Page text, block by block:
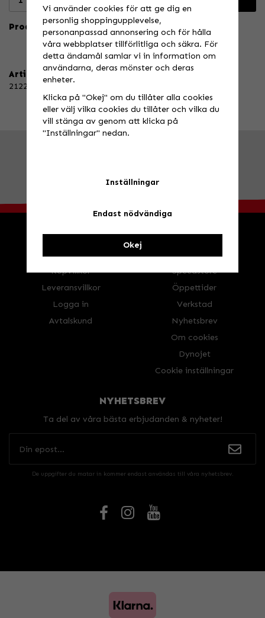
Produktbeskrivning:
Artikelnummer:
212241
Köpvillkor
Leveransvillkor
Logga in
Avtalskund
Speedstore
Öppettider
Verkstad
Nyhetsbrev
Om cookies
Dynojet
Cookie inställningar
NYHETSBREV
Ta del av våra bästa erbjudanden & nyheter!
De uppgifter du matar in kommer endast användas till våra nyhetsbrev.
Vi använder cookies för att ge dig en
personlig shoppingupplevelse,
personanpassad annonsering och för hålla
våra webbplatser tillförlitliga och säkra. För
detta ändamål samlar vi in information om
användarna, deras mönster och deras
enheter.
Klicka på "Okej" om du tillåter alla cookies
eller välj vilka cookies du tillåter och vilka du
vill stänga av genom att klicka på
"Inställningar" nedan.
Inställningar
Endast nödvändiga
Okej